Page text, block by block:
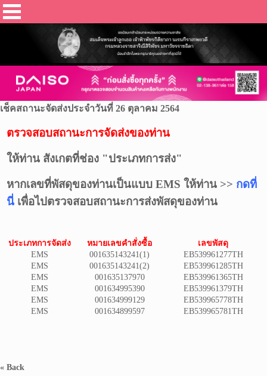
เช็คสถานะจัดส่งประจำวันที่ 26 ตุลาคม 2564
ตรวจสอบสถานะการจัดส่งของท่าน
ให้ท่าน สังเกตที่ช่อง "ประเภทการส่ง"
หากเลขที่พัสดุของท่านเป็นแบบ EMS ให้ท่าน >> กดที่
นี่ เพื่อไปตรวจสอบสถานะการส่งพัสดุของท่าน
ประเภทการจัดส่ง หมายเลขคำสั่งซื้อ
เลขพัสดุ
EMS
001635143241(1)
EB539961277TH
EMS
001635143241(2)
EB539961285TH
EMS
001635137970
EB539961365TH
EMS
001634995390
EB539961379TH
EMS
001634999129
EB539965778TH
EMS
001634899597 EB539965781TH
« Back